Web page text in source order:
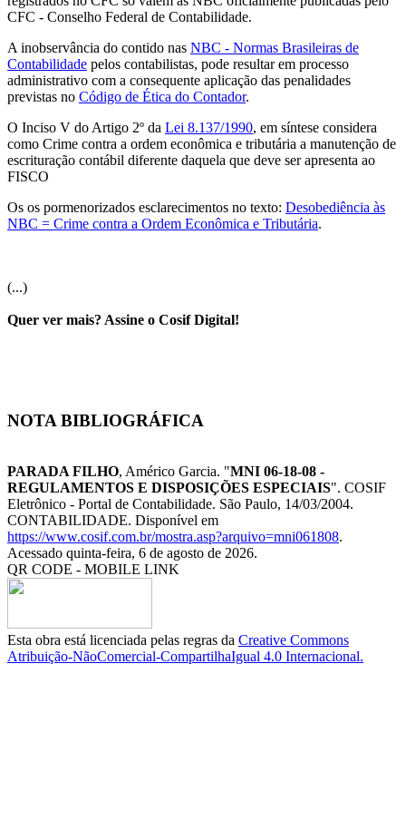
CFC - Conselho Federal de Contabilidade.
A inobservância do contido nas NBC - Normas Brasileiras de
Contabilidade pelos contabilistas, pode resultar em processo
administrativo com a consequente aplicação das penalidades
previstas no Código de Ética do Contador.
O Inciso V do Artigo 2º da Lei 8.137/1990, em síntese considera
como Crime contra a ordem econômica e tributária a manutenção de
escrituração contábil diferente daquela que deve ser apresenta ao
FISCO
Os os pormenorizados esclarecimentos no texto: Desobediência às
NBC = Crime contra a Ordem Econômica e Tributária.
(...)
Quer ver mais? Assine o Cosif Digital!
NOTA BIBLIOGRÁFICA
PARADA FILHO, Américo Garcia. "MNI 06-18-08 -
REGULAMENTOS E DISPOSIÇÕES ESPECIAIS". COSIF
Eletrônico - Portal de Contabilidade. São Paulo, 14/03/2004.
CONTABILIDADE. Disponível em
https://www.cosif.com.br/mostra.asp?arquivo=mni061808.
Acessado quinta-feira, 6 de agosto de 2026.
QR CODE - MOBILE LINK
Esta obra está licenciada pelas regras da Creative Commons
Atribuição-NãoComercial-CompartilhaIgual 4.0 Internacional.